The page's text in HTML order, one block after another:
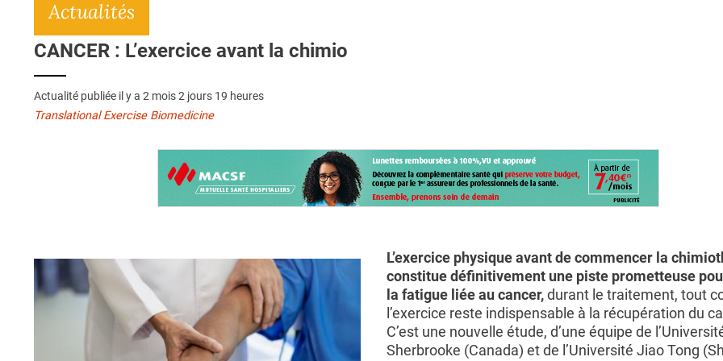
Actualités
CANCER : L’exercice avant la chimio
Actualité publiée il y a 2 mois 2 jours 19 heures
Translational Exercise Biomedicine
L’exercice physique avant de commencer la
constitue définitivement une piste prometteuse
la fatigue liée au cancer,durant le traitement, tout
l’exercice reste indispensable à la récupération du
C’est une nouvelle étude, d’une équipe de
Sherbrooke (Canada) et de l’Université Jiao Tong